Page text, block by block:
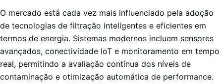
O mercado está cada vez mais influenciado pela adoção
de tecnologias de filtração inteligentes e eficientes em
termos de energia. Sistemas modernos incluem sensores
avançados, conectividade IoT e monitoramento em tempo
real, permitindo a avaliação contínua dos níveis de
contaminação e otimização automática de performance.